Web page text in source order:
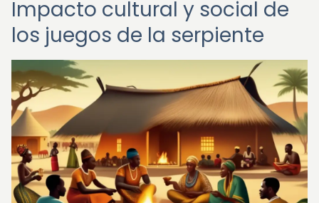
Impacto cultural y social de
los juegos de la serpiente